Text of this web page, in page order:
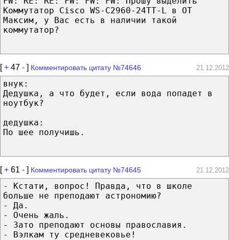
Коммутатор Cisco WS-C2960-24TT-L в ОТ
Максим, у Вас есть в наличии такой
коммутатор?
[+ 47 - ] Комментировать цитату №74646 21.12.2012
внук:
Дедушка, а что будет, если вода попадет в
ноутбук?
дедушка:
По шее получишь.
[+ 61 - ] Комментировать цитату №74645 21.12.2012
- Кстати, вопрос! Правда, что в школе
больше не преподают астрономию?
- Да.
- Очень жаль.
- Зато преподают основы православия.
- Вэлкам ту средневековье!